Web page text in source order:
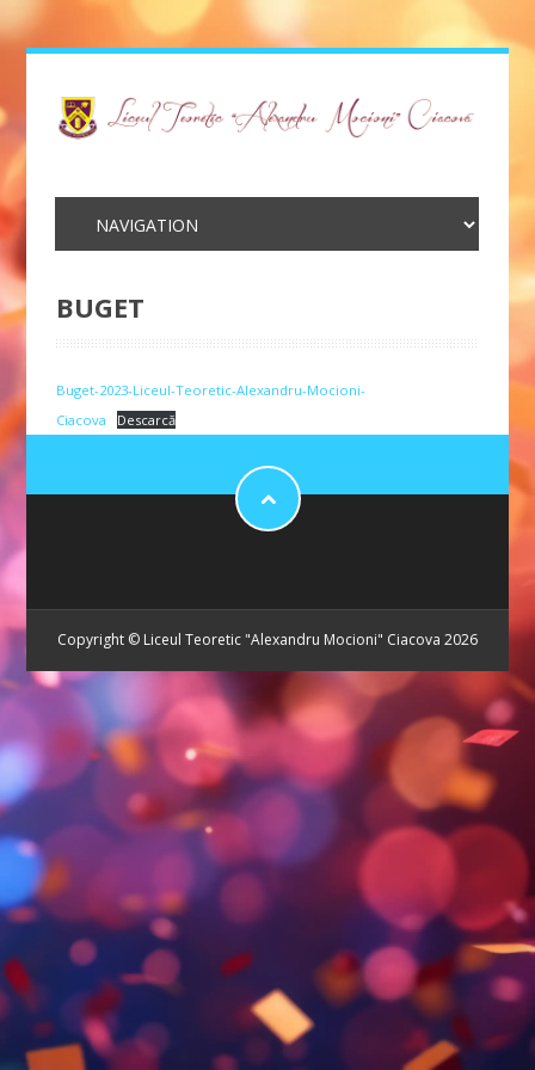
BUGET
Buget-2023-Liceul-Teoretic-Alexandru-Mocioni-
Ciacova
Descarcă
Copyright © Liceul Teoretic "Alexandru Mocioni" Ciacova 2026